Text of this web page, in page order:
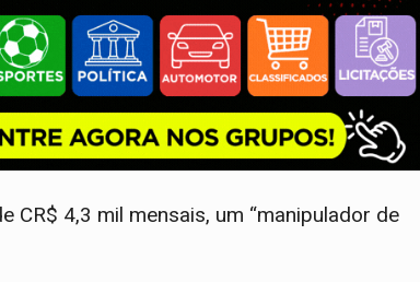
4,3 mil mensais, um “manipulador de